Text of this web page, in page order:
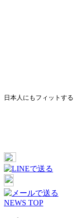
日本人にもフィットする
NEWS TOP